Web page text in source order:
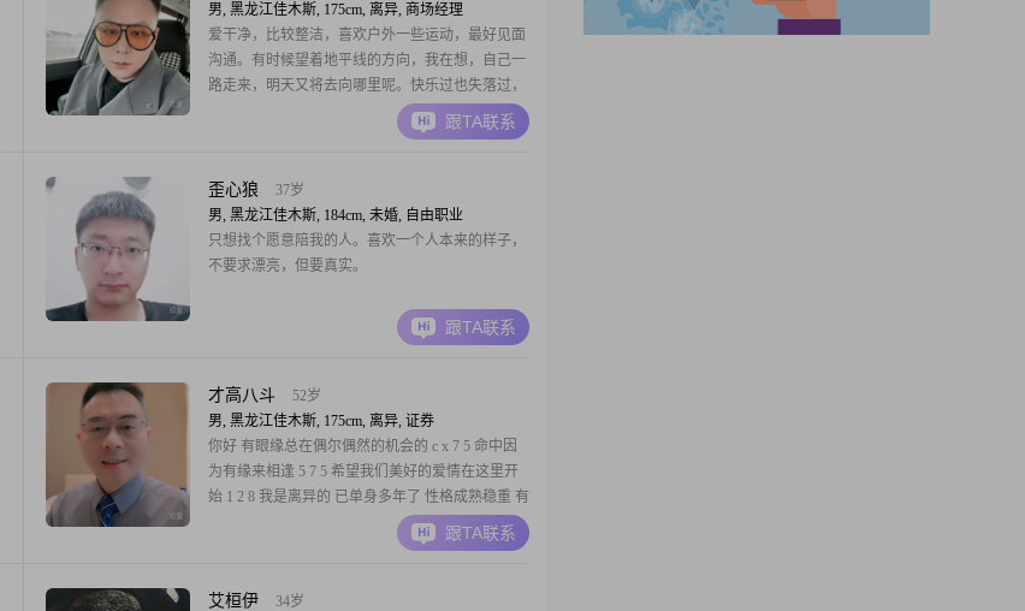
男, 黑龙江佳木斯, 175cm, 离异, 商场经理
爱干净，比较整洁，喜欢户外一些运动，最好见面
沟通。有时候望着地平线的方向，我在想，自己一
路走来，明天又将去向哪里呢。快乐过也失落过，
一个人旅途太漫长，如果你愿意，我希望能拉着你
的手，一起奔跑，一起去寻找我们的幸福。
跟TA联系
歪心狼
37岁
男, 黑龙江佳木斯, 184cm, 未婚, 自由职业
只想找个愿意陪我的人。喜欢一个人本来的样子，
不要求漂亮，但要真实。
跟TA联系
才高八斗
52岁
男, 黑龙江佳木斯, 175cm, 离异, 证券
你好 有眼缘总在偶尔偶然的机会的 c x 7 5 命中因
为有缘来相逢 5 7 5 希望我们美好的爱情在这里开
始 1 2 8 我是离异的 已单身多年了 性格成熟稳重 有
担当的人 热爱生活 孝顺父母 无不良的好 事业稳定
平时喜欢工作 旅游 健身 美食 希望想找一个善良真
跟TA联系
艾桓伊
34岁